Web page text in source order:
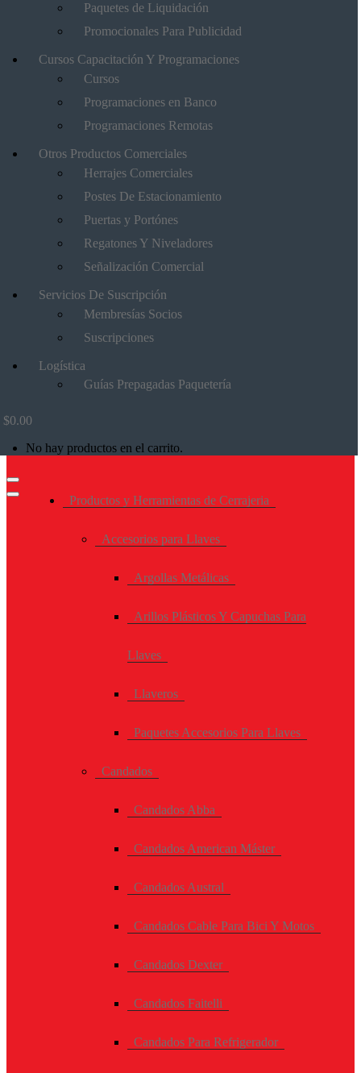
Paquetes de Liquidación
Promocionales Para Publicidad
Cursos Capacitación Y Programaciones
Cursos
Programaciones en Banco
Programaciones Remotas
Otros Productos Comerciales
Herrajes Comerciales
Postes De Estacionamiento
Puertas y Portónes
Regatones Y Niveladores
Señalización Comercial
Servicios De Suscripción
Membresías Socios
Suscripciones
Logística
Guías Prepagadas Paquetería
$0.00
No hay productos en el carrito.
Productos y Herramientas de Cerrajeria
Accesorios para Llaves
Argollas Metálicas
Arillos Plásticos Y Capuchas Para
Llaves
Llaveros
Paquetes Accesorios Para Llaves
Candados
Candados Abba
Candados American Máster
Candados Austral
Candados Cable Para Bici Y Motos
Candados Dexter
Candados Faitelli
Candados Para Refrigerador